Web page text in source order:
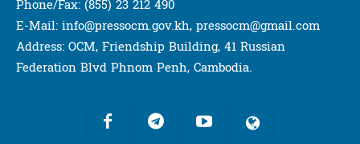
Phone/Fax: (855) 23 212 490
E-Mail: info@pressocm.gov.kh, pressocm@gmail.com
Address: OCM, Friendship Building, 41 Russian
Federation Blvd Phnom Penh, Cambodia.